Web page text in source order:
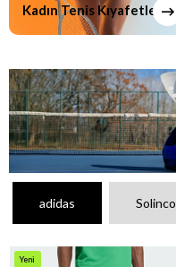
Kadın Tenis Kıyafetleri
adidas Solinco
Yeni